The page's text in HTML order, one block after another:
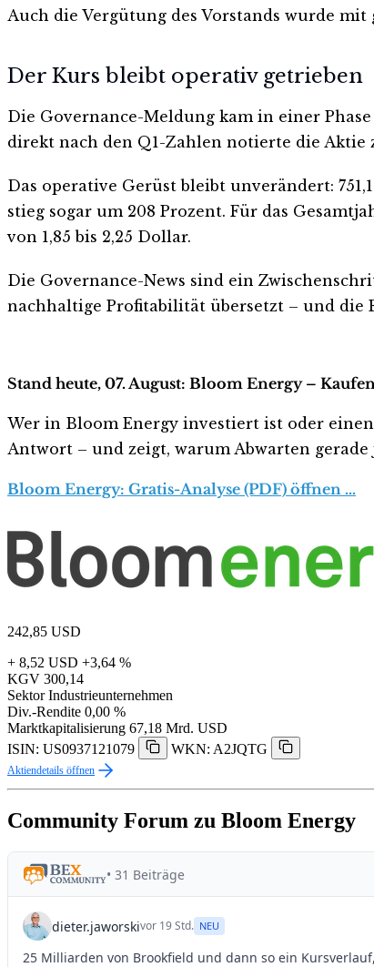
Auch die Vergütung des Vorstands wurde
Der Kurs bleibt operativ getrieben
Die Governance-Meldung kam in einer
direkt nach den Q1-Zahlen notierte die Aktie
Das operative Gerüst bleibt unverändert:
stieg sogar um 208 Prozent. Für das
von 1,85 bis 2,25 Dollar.
Die Governance-News sind ein
nachhaltige Profitabilität übersetzt – und die
Stand heute, 07. August: Bloom Energy –
Wer in Bloom Energy investiert ist oder
Antwort – und zeigt, warum Abwarten
Bloom Energy: Gratis-Analyse (PDF) öffnen …
242,85 USD
+ 8,52 USD +3,64 %
KGV 300,14
Sektor Industrieunternehmen
Div.-Rendite 0,00 %
Marktkapitalisierung 67,18 Mrd. USD
ISIN: US0937121079
WKN: A2JQTG
Aktiendetails öffnen
Community Forum zu Bloom Energy